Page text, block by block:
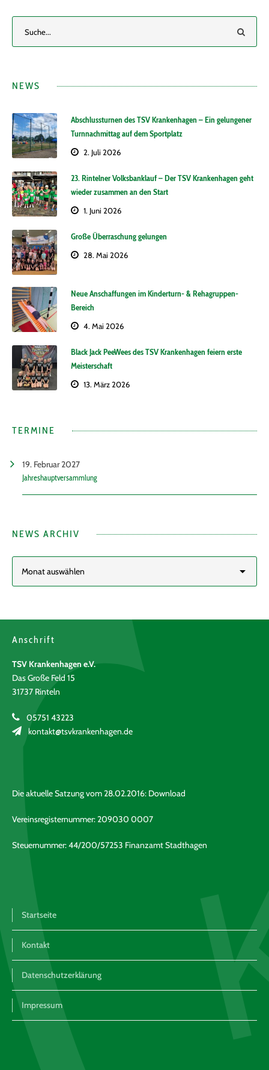
NEWS
Abschlussturnen des TSV Krankenhagen – Ein gelungener
Turnnachmittag auf dem Sportplatz
2. Juli 2026
23. Rintelner Volksbanklauf – Der TSV Krankenhagen geht
wieder zusammen an den Start
1. Juni 2026
Große Überraschung gelungen
28. Mai 2026
Neue Anschaffungen im Kinderturn- & Rehagruppen-
Bereich
4. Mai 2026
Black Jack PeeWees des TSV Krankenhagen feiern erste
Meisterschaft
13. März 2026
TERMINE
19. Februar 2027
Jahreshauptversammlung
NEWS ARCHIV
Anschrift
TSV Krankenhagen e.V.
Das Große Feld 15
31737 Rinteln
05751 43223
kontakt@tsvkrankenhagen.de
Die aktuelle Satzung vom 28.02.2016: Download
Vereinsregisternummer: 209030 0007
Steuernummer: 44/200/57253 Finanzamt Stadthagen
Startseite
Kontakt
Datenschutzerklärung
Impressum